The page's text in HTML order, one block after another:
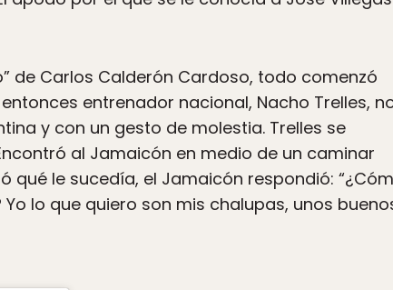
de Carlos Calderón Cardoso, todo comenzó
entrenador nacional, Nacho Trelles,
y con un gesto de molestia. Trelles se
al Jamaicón en medio de un caminar
qué le sucedía, el Jamaicón respondió:
lo que quiero son mis chalupas, unos